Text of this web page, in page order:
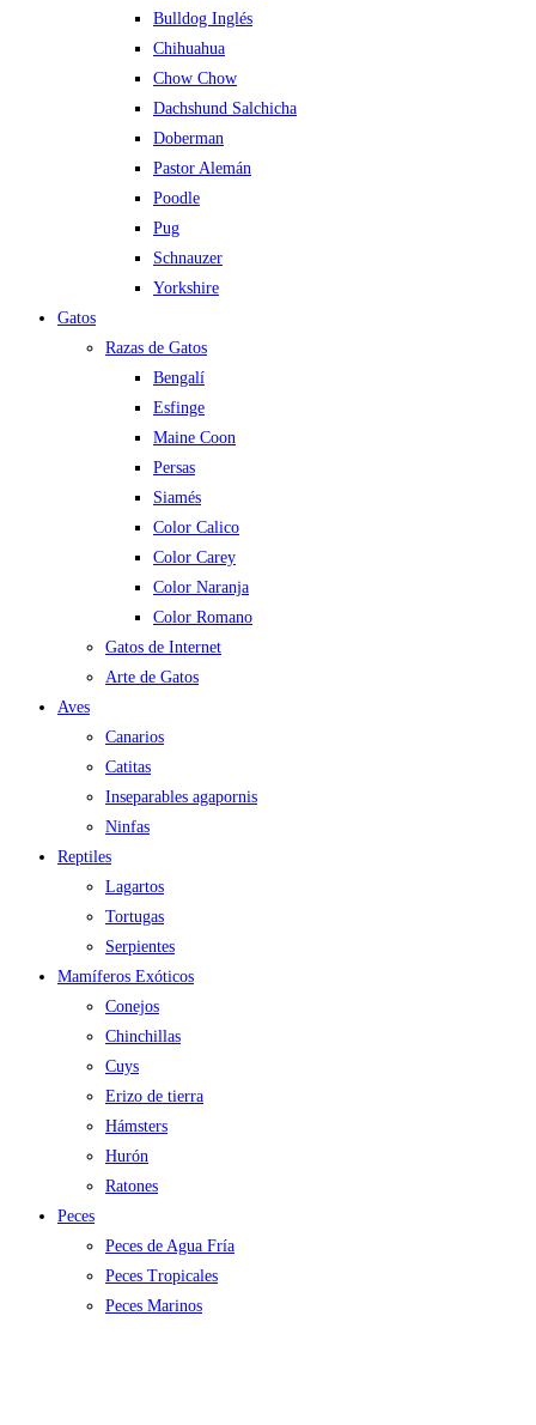
Bulldog Inglés
Chihuahua
Chow Chow
Dachshund Salchicha
Doberman
Pastor Alemán
Poodle
Pug
Schnauzer
Yorkshire
Gatos
Razas de Gatos
Bengalí
Esfinge
Maine Coon
Persas
Siamés
Color Calico
Color Carey
Color Naranja
Color Romano
Gatos de Internet
Arte de Gatos
Aves
Canarios
Catitas
Inseparables agapornis
Ninfas
Reptiles
Lagartos
Tortugas
Serpientes
Mamíferos Exóticos
Conejos
Chinchillas
Cuys
Erizo de tierra
Hámsters
Hurón
Ratones
Peces
Peces de Agua Fría
Peces Tropicales
Peces Marinos